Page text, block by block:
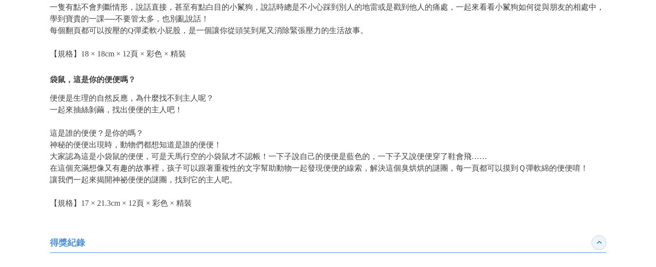
一隻有點不會判斷情形，說話直接，甚至有點白目的小鬣狗，說話時總是不小心踩到別人的地雷或是戳到他人的痛處，一起來看看小鬣狗如何從與朋友的相處中，
學到寶貴的一課──不要管太多，也別亂說話！
每個翻頁都可以按壓的Q彈柔軟小屁股，是一個讓你從頭笑到尾又消除緊張壓力的生活故事。
【規格】18 × 18cm × 12頁 × 彩色 × 精裝
袋鼠，這是你的便便嗎？
便便是生理的自然反應，為什麼找不到主人呢？
一起來抽絲剝繭，找出便便的主人吧！
這是誰的便便？是你的嗎？
神秘的便便出現時，動物們都想知道是誰的便便！
大家認為這是小袋鼠的便便，可是天馬行空的小袋鼠才不認帳！一下子說自己的便便是藍色的，一下子又說便便穿了鞋會飛……
在這個充滿想像又有趣的故事裡，孩子可以跟著重複性的文字幫助動物一起發現便便的線索，解決這個臭烘烘的謎團，每一頁都可以摸到Ｑ彈軟綿的便便唷！
讓我們一起來揭開神祕便便的謎團，找到它的主人吧。
【規格】17 × 21.3cm × 12頁 × 彩色 × 精裝
得獎紀錄 收合得獎紀錄